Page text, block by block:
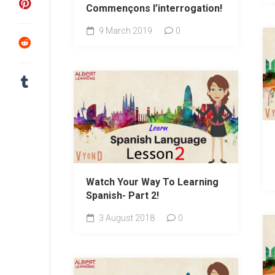
Commençons l’interrogation!
9 March 2019 0
Watch Your Way To Learning
Spanish- Part 2!
3 August 2018 0